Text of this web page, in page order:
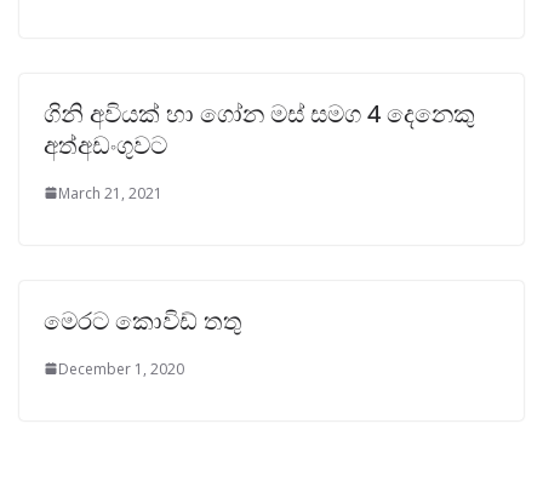
ගිනි අවියක් හා ගෝන මස් සමග 4 දෙනෙකු
අත්අඩංගුවට
March 21, 2021
මෙරට කොවිඩ් තතු
December 1, 2020